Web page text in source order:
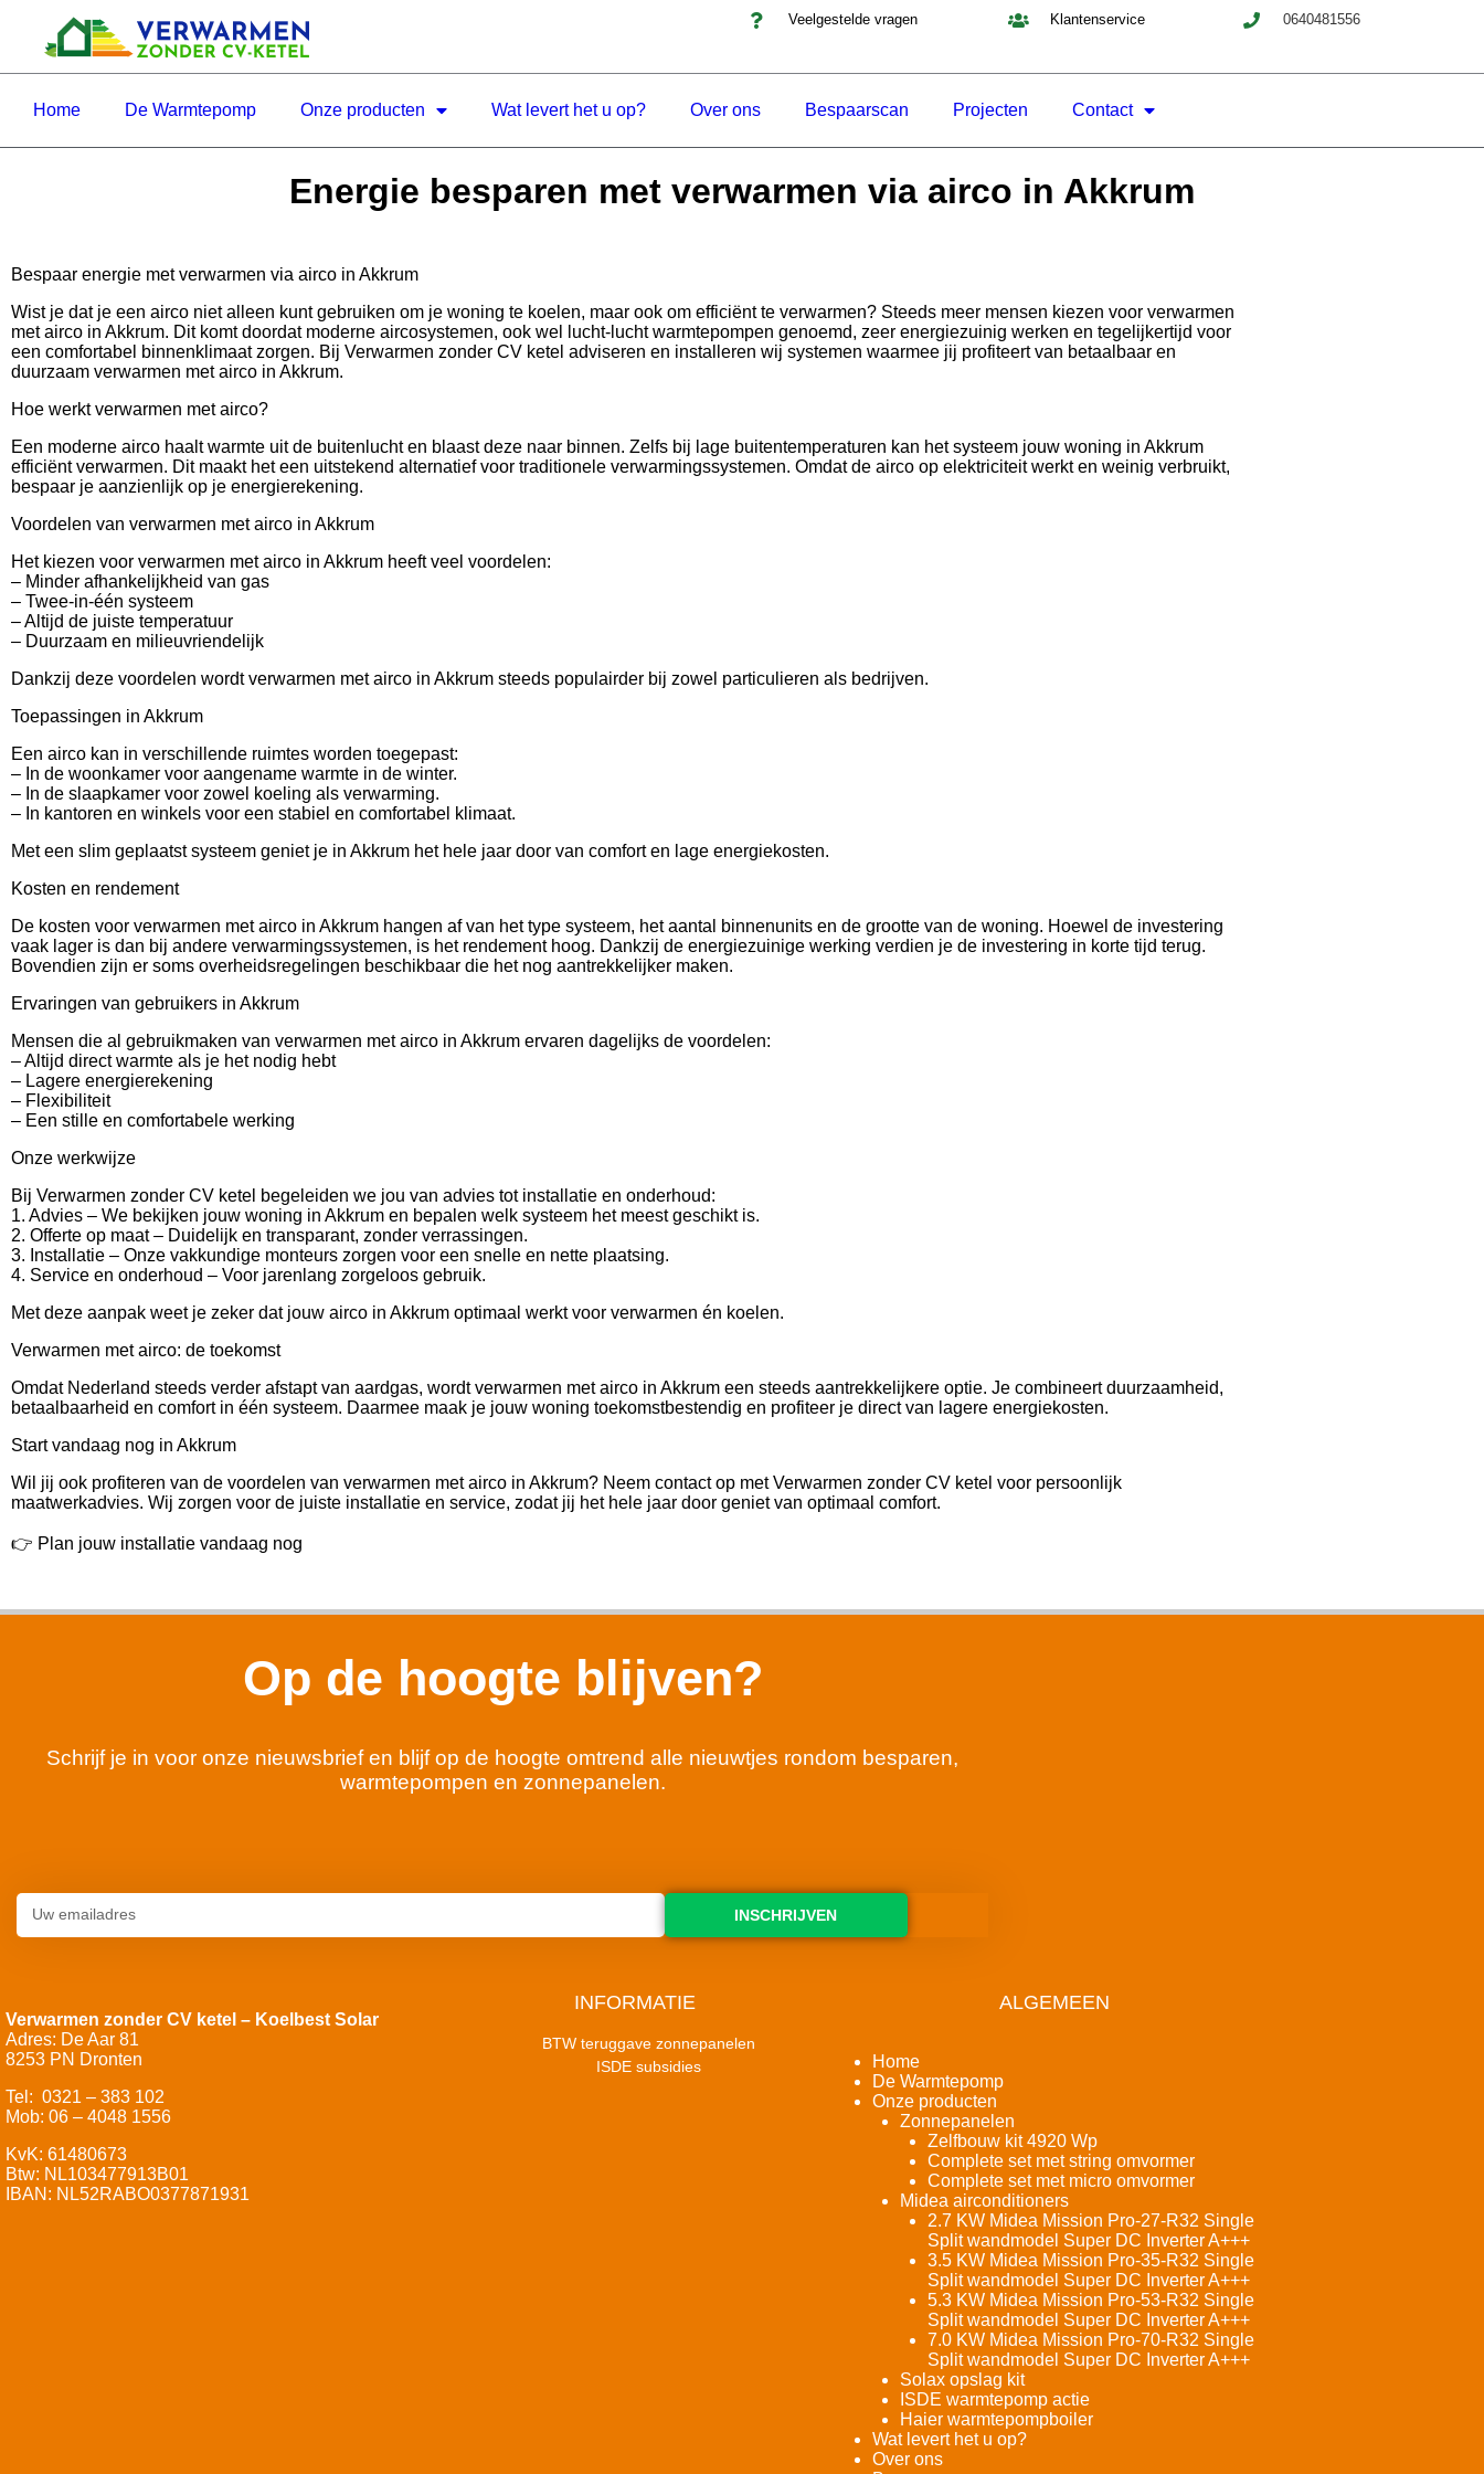
Veelgestelde vragen Klantenservice 0640481556
Home De Warmtepomp Onze producten Wat levert het u op? Over ons Bespaarscan Projecten Contact
Energie besparen met verwarmen via airco in Akkrum
Bespaar energie met verwarmen via airco in Akkrum
Wist je dat je een airco niet alleen kunt gebruiken om je woning te koelen, maar ook om efficiënt te verwarmen? Steeds meer mensen kiezen voor verwarmen
met airco in Akkrum. Dit komt doordat moderne aircosystemen, ook wel lucht-lucht warmtepompen genoemd, zeer energiezuinig werken en tegelijkertijd voor
een comfortabel binnenklimaat zorgen. Bij Verwarmen zonder CV ketel adviseren en installeren wij systemen waarmee jij profiteert van betaalbaar en
duurzaam verwarmen met airco in Akkrum.
Hoe werkt verwarmen met airco?
Een moderne airco haalt warmte uit de buitenlucht en blaast deze naar binnen. Zelfs bij lage buitentemperaturen kan het systeem jouw woning in Akkrum
efficiënt verwarmen. Dit maakt het een uitstekend alternatief voor traditionele verwarmingssystemen. Omdat de airco op elektriciteit werkt en weinig verbruikt,
bespaar je aanzienlijk op je energierekening.
Voordelen van verwarmen met airco in Akkrum
Het kiezen voor verwarmen met airco in Akkrum heeft veel voordelen:
– Minder afhankelijkheid van gas
– Twee-in-één systeem
– Altijd de juiste temperatuur
– Duurzaam en milieuvriendelijk
Dankzij deze voordelen wordt verwarmen met airco in Akkrum steeds populairder bij zowel particulieren als bedrijven.
Toepassingen in Akkrum
Een airco kan in verschillende ruimtes worden toegepast:
– In de woonkamer voor aangename warmte in de winter.
– In de slaapkamer voor zowel koeling als verwarming.
– In kantoren en winkels voor een stabiel en comfortabel klimaat.
Met een slim geplaatst systeem geniet je in Akkrum het hele jaar door van comfort en lage energiekosten.
Kosten en rendement
De kosten voor verwarmen met airco in Akkrum hangen af van het type systeem, het aantal binnenunits en de grootte van de woning. Hoewel de investering
vaak lager is dan bij andere verwarmingssystemen, is het rendement hoog. Dankzij de energiezuinige werking verdien je de investering in korte tijd terug.
Bovendien zijn er soms overheidsregelingen beschikbaar die het nog aantrekkelijker maken.
Ervaringen van gebruikers in Akkrum
Mensen die al gebruikmaken van verwarmen met airco in Akkrum ervaren dagelijks de voordelen:
– Altijd direct warmte als je het nodig hebt
– Lagere energierekening
– Flexibiliteit
– Een stille en comfortabele werking
Onze werkwijze
Bij Verwarmen zonder CV ketel begeleiden we jou van advies tot installatie en onderhoud:
1. Advies – We bekijken jouw woning in Akkrum en bepalen welk systeem het meest geschikt is.
2. Offerte op maat – Duidelijk en transparant, zonder verrassingen.
3. Installatie – Onze vakkundige monteurs zorgen voor een snelle en nette plaatsing.
4. Service en onderhoud – Voor jarenlang zorgeloos gebruik.
Met deze aanpak weet je zeker dat jouw airco in Akkrum optimaal werkt voor verwarmen én koelen.
Verwarmen met airco: de toekomst
Omdat Nederland steeds verder afstapt van aardgas, wordt verwarmen met airco in Akkrum een steeds aantrekkelijkere optie. Je combineert duurzaamheid,
betaalbaarheid en comfort in één systeem. Daarmee maak je jouw woning toekomstbestendig en profiteer je direct van lagere energiekosten.
Start vandaag nog in Akkrum
Wil jij ook profiteren van de voordelen van verwarmen met airco in Akkrum? Neem contact op met Verwarmen zonder CV ketel voor persoonlijk
maatwerkadvies. Wij zorgen voor de juiste installatie en service, zodat jij het hele jaar door geniet van optimaal comfort.
👉 Plan jouw installatie vandaag nog
Op de hoogte blijven?
Schrijf je in voor onze nieuwsbrief en blijf op de hoogte omtrend alle nieuwtjes rondom besparen,
warmtepompen en zonnepanelen.
INSCHRIJVEN
Verwarmen zonder CV ketel – Koelbest Solar
Adres: De Aar 81
8253 PN Dronten
Tel: 0321 – 383 102
Mob: 06 – 4048 1556
KvK: 61480673
Btw: NL103477913B01
IBAN: NL52RABO0377871931
INFORMATIE
BTW teruggave zonnepanelen
ISDE subsidies
ALGEMEEN
Home
De Warmtepomp
Onze producten
Zonnepanelen
Zelfbouw kit 4920 Wp
Complete set met string omvormer
Complete set met micro omvormer
Midea airconditioners
2.7 KW Midea Mission Pro-27-R32 Single
Split wandmodel Super DC Inverter A+++
3.5 KW Midea Mission Pro-35-R32 Single
Split wandmodel Super DC Inverter A+++
5.3 KW Midea Mission Pro-53-R32 Single
Split wandmodel Super DC Inverter A+++
7.0 KW Midea Mission Pro-70-R32 Single
Split wandmodel Super DC Inverter A+++
Solax opslag kit
ISDE warmtepomp actie
Haier warmtepompboiler
Wat levert het u op?
Over ons